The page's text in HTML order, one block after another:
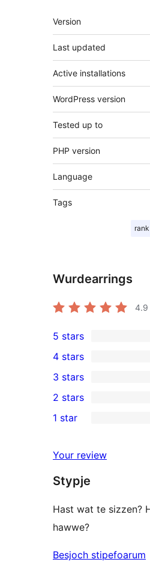
Meta
Version
Last updated
Active installations
WordPress version
Tested up to
PHP version
Language
Tags
Wurdearrings
4.9
50
5-
star
reviews
5 stars
4-
star
reviews
4 stars
0
3-
star
3 stars
2-
review
2 stars
star
reviews
1 star
Your review
Stypje
Hast wat te sizzen?
hawwe?
Besjoch stipefoarum